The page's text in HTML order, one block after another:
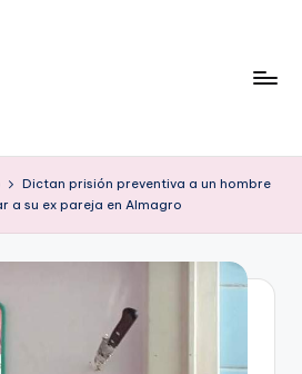
Dictan prisión preventiva a un hombre
a su ex pareja en Almagro